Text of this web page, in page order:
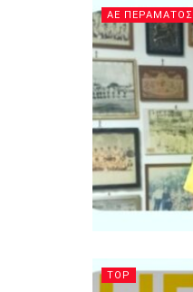
ΑΕ ΠΕΡΑΜΑΤΟΣ
TOP